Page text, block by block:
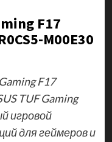
F17
M00E30
F17
TUF Gaming
игровой
для геймеров и